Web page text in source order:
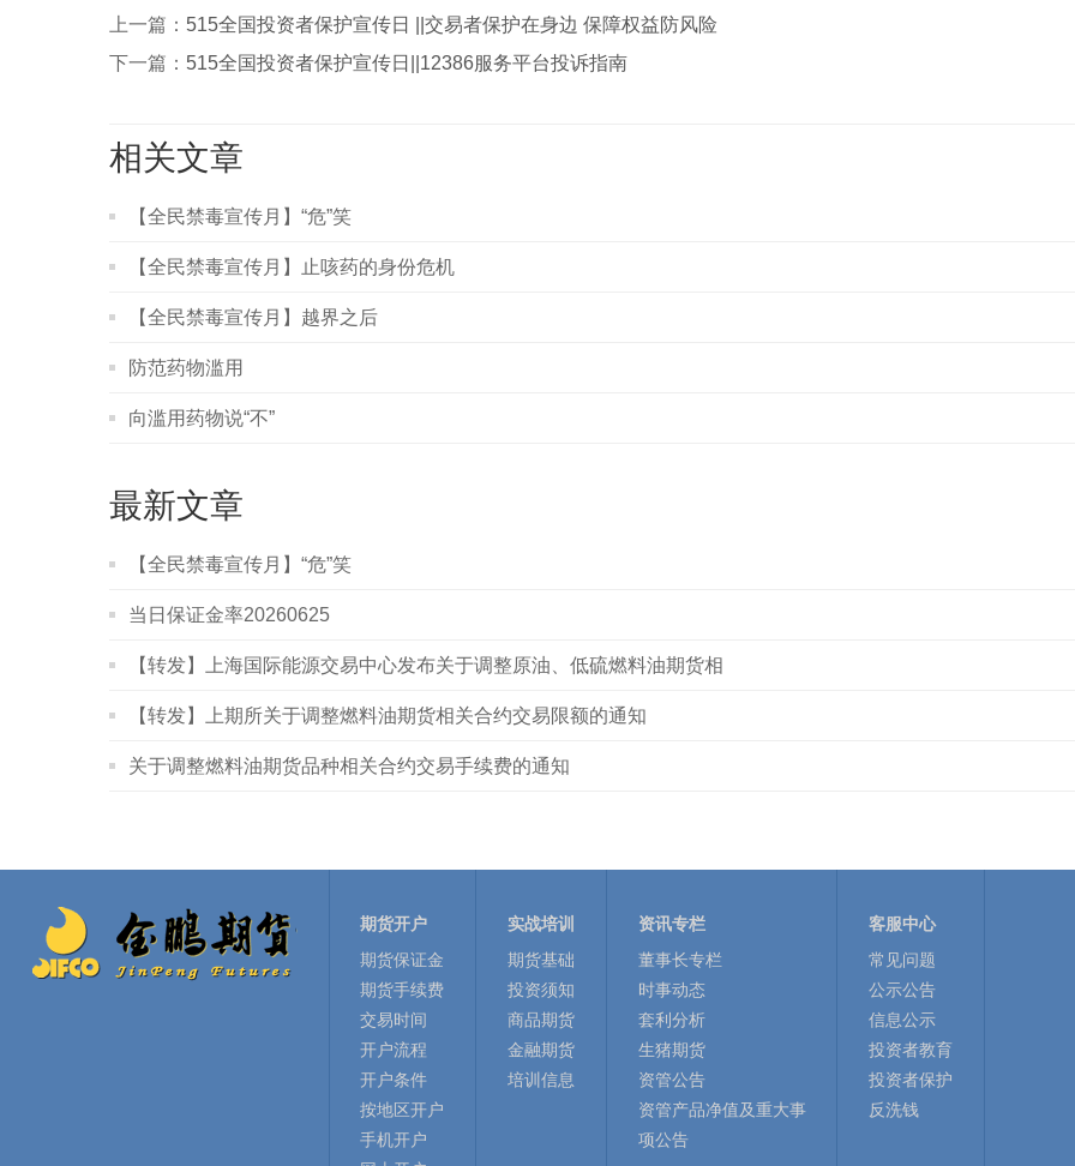
上一篇： 515全国投资者保护宣传日 ||交易者保护在身边 保障权益防风险
下一篇： 515全国投资者保护宣传日||12386服务平台投诉指南
相关文章
【全民禁毒宣传月】“危”笑
【全民禁毒宣传月】止咳药的身份危机
【全民禁毒宣传月】越界之后
防范药物滥用
向滥用药物说“不”
最新文章
【全民禁毒宣传月】“危”笑
当日保证金率20260625
【转发】上海国际能源交易中心发布关于调整原油、低硫燃料油期货相
【转发】上期所关于调整燃料油期货相关合约交易限额的通知
关于调整燃料油期货品种相关合约交易手续费的通知
期货开户
期货保证金
期货手续费
交易时间
开户流程
开户条件
按地区开户
手机开户
实战培训
期货基础
投资须知
商品期货
金融期货
培训信息
资讯专栏
董事长专栏
时事动态
套利分析
生猪期货
资管公告
资管产品净值及重大事
项公告
客服中心
常见问题
公示公告
信息公示
投资者教育
投资者保护
反洗钱